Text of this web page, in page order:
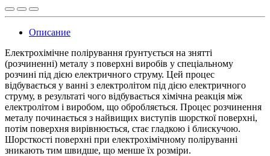
Описание
Електрохімічне полірування ґрунтується на знятті
(розчиненні) металу з поверхні виробів у спеціальному
розчині під дією електричного струму. Цей процес
відбувається у ванні з електролітом під дією електричного
струму, в результаті чого відбувається хімічна реакція між
електролітом і виробом, що обробляється. Процес розчинення
металу починається з найвищих виступів шорсткої поверхні,
потім поверхня вирівнюється, стає гладкою і блискучою.
Шорсткості поверхні при електрохімічному поліруванні
зникають тим швидше, що менше їх розміри.